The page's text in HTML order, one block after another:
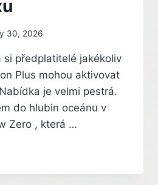
30, 2026
si předplatitelé jakékoliv
Plus mohou aktivovat
je velmi pestrá.
do hlubin oceánu v
Zero , která …